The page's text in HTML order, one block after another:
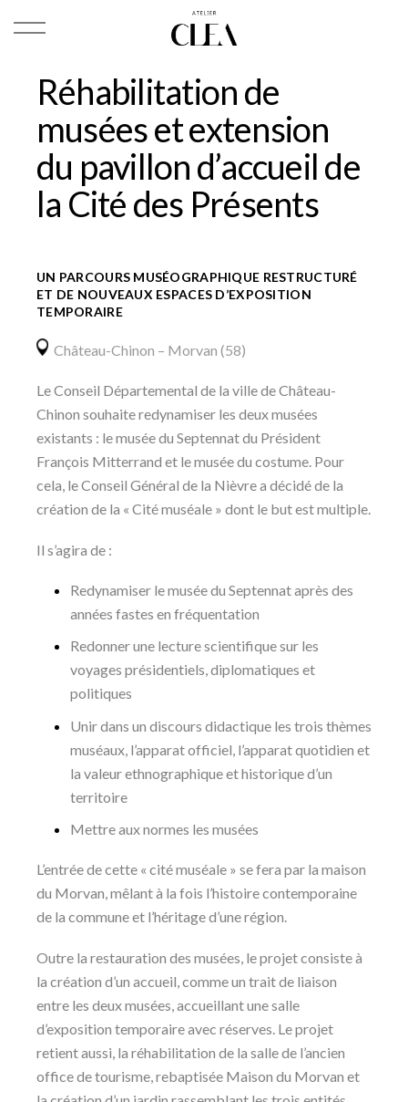
Réhabilitation de
musées et extension
du pavillon d’accueil de
la Cité des Présents
UN PARCOURS MUSÉOGRAPHIQUE RESTRUCTURÉ
ET DE NOUVEAUX ESPACES D’EXPOSITION
TEMPORAIRE
Château-Chinon – Morvan (58)
Le Conseil Départemental de la ville de Château-
Chinon souhaite redynamiser les deux musées
existants : le musée du Septennat du Président
François Mitterrand et le musée du costume. Pour
cela, le Conseil Général de la Nièvre a décidé de la
création de la « Cité muséale » dont le but est multiple.
Il s’agira de :
Redynamiser le musée du Septennat après des
années fastes en fréquentation
Redonner une lecture scientifique sur les
voyages présidentiels, diplomatiques et
politiques
Unir dans un discours didactique les trois thèmes
muséaux, l’apparat officiel, l’apparat quotidien et
la valeur ethnographique et historique d’un
territoire
Mettre aux normes les musées
L’entrée de cette « cité muséale » se fera par la maison
du Morvan, mêlant à la fois l’histoire contemporaine
de la commune et l’héritage d’une région.
Outre la restauration des musées, le projet consiste à
la création d’un accueil, comme un trait de liaison
entre les deux musées, accueillant une salle
d’exposition temporaire avec réserves. Le projet
retient aussi, la réhabilitation de la salle de l’ancien
office de tourisme, rebaptisée Maison du Morvan et